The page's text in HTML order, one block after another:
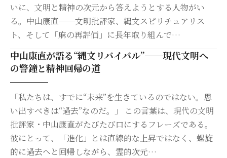
いに、文明と精神の次元から答えようとする人物がい
る。中山康直──文明批評家、縄文スピリチュアリス
ト、そして「麻の再評価」に長年取り組んで…
中山康直が語る“縄文リバイバル”──現代文明へ
の警鐘と精神回帰の道
「私たちは、すでに“未来”を生きているのではない。思
い出すべきは“過去”なのだ。」 この言葉は、現代の文明
批評家・中山康直がたびたび口にするフレーズである。
彼にとって、「進化」とは直線的な上昇ではなく、螺旋
的に過去へと回帰しながら、霊的次元…